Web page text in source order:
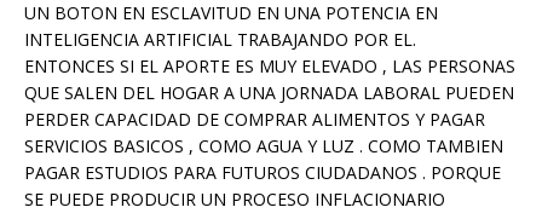
UN BOTON EN ESCLAVITUD EN UNA POTENCIA EN
INTELIGENCIA ARTIFICIAL TRABAJANDO POR EL.
ENTONCES SI EL APORTE ES MUY ELEVADO , LAS PERSONAS
QUE SALEN DEL HOGAR A UNA JORNADA LABORAL PUEDEN
PERDER CAPACIDAD DE COMPRAR ALIMENTOS Y PAGAR
SERVICIOS BASICOS , COMO AGUA Y LUZ . COMO TAMBIEN
PAGAR ESTUDIOS PARA FUTUROS CIUDADANOS . PORQUE
SE PUEDE PRODUCIR UN PROCESO INFLACIONARIO